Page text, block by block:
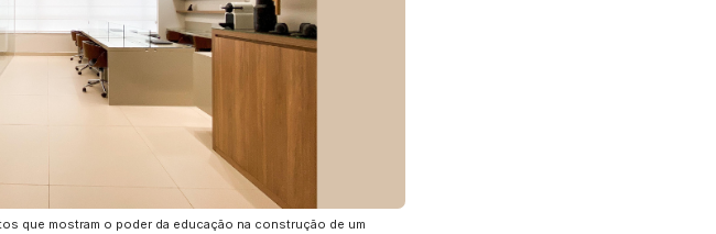
que mostram o poder da educação na construção de um